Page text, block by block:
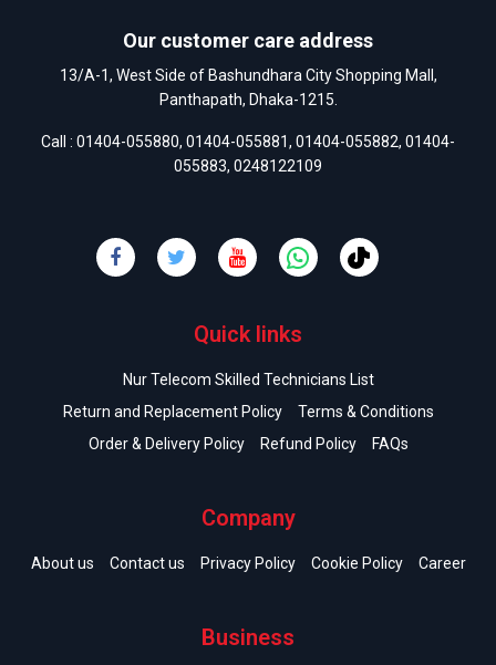
Our customer care address
13/A-1, West Side of Bashundhara City Shopping Mall,
Panthapath, Dhaka-1215.
Call : 01404-055880, 01404-055881, 01404-055882, 01404-
055883, 0248122109
Quick links
Nur Telecom Skilled Technicians List
Return and Replacement Policy
Terms & Conditions
Order & Delivery Policy
Refund Policy FAQs
Company
About us Contact us Privacy Policy Cookie Policy Career
Business